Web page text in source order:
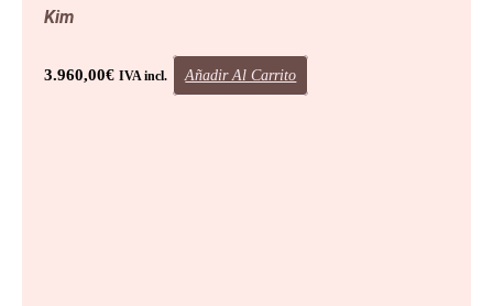
Kim
3.960,00€ IVA incl. Añadir Al Carrito